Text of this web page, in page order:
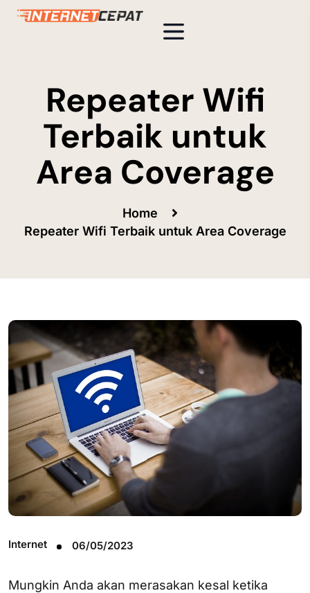
Repeater Wifi
Terbaik untuk
Area Coverage
Home
Repeater Wifi Terbaik untuk Area Coverage
Internet 06/05/2023
Mungkin Anda akan merasakan kesal ketika